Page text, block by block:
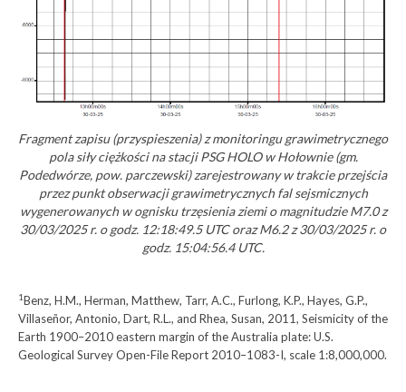
Fragment zapisu (przyspieszenia) z monitoringu grawimetrycznego
pola siły ciężkości na stacji PSG HOLO w Hołownie (gm.
Podedwórze, pow. parczewski) zarejestrowany w trakcie przejścia
przez punkt obserwacji grawimetrycznych fal sejsmicznych
wygenerowanych w ognisku trzęsienia ziemi o magnitudzie M7.0 z
30/03/2025 r. o godz. 12:18:49.5 UTC oraz M6.2 z 30/03/2025 r. o
godz. 15:04:56.4 UTC.
1Benz, H.M., Herman, Matthew, Tarr, A.C., Furlong, K.P., Hayes, G.P.,
Villaseñor, Antonio, Dart, R.L., and Rhea, Susan, 2011, Seismicity of the
Earth 1900–2010 eastern margin of the Australia plate: U.S.
Geological Survey Open-File Report 2010–1083-I, scale 1:8,000,000.